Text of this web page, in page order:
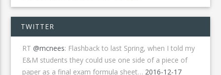
TWITTER
RT@mcnees: Flashback to last Spring, when I told my
E&M students they could use one side of a piece of
paper as a final exam formula sheet… 2016-12-17